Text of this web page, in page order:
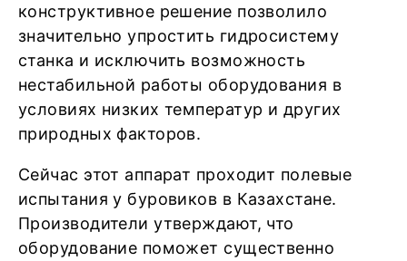
конструктивное решение позволило
значительно упростить гидросистему
станка и исключить возможность
нестабильной работы оборудования в
условиях низких температур и других
природных факторов.
Сейчас этот аппарат проходит полевые
испытания у буровиков в Казахстане.
Производители утверждают, что
оборудование поможет существенно